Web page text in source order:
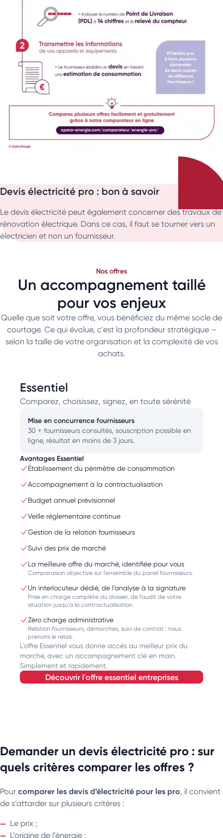
Devis électricité pro : bon à savoir
Le devis électricité peut également concerner des travaux de
rénovation électrique. Dans ce cas, il faut se tourner vers un
électricien et non un fournisseur.
Nos offres
Un accompagnement taillé
pour vos enjeux
Quelle que soit votre offre, vous bénéficiez du même socle de
courtage. Ce qui évolue, c'est la profondeur stratégique –
selon la taille de votre organisation et la complexité de vos
achats.
Essentiel
Comparez, choisissez, signez, en toute sérénité
Mise en concurrence fournisseurs
30 + fournisseurs consultés, souscription possible en
ligne, résultat en moins de 3 jours.
Avantages Essentiel
Établissement du périmètre de consommation
Accompagnement à la contractualisation
Budget annuel prévisionnel
Veille réglementaire continue
Gestion de la relation fournisseurs
Suivi des prix de marché
La meilleure offre du marché, identifiée pour vous
Comparaison objective sur l'ensemble du panel fournisseurs.
Un interlocuteur dédié, de l'analyse à la signature
Prise en charge complète du dossier, de l'audit de votre
situation jusqu'à la contractualisation.
Zéro charge administrative
Relation fournisseurs, démarches, suivi de contrat : nous
prenons le relais.
L'offre Essentiel vous donne accès au meilleur prix du
marché, avec un accompagnement clé en main.
Simplement et rapidement.
découvrir l'offre essentiel entreprises
Demander un devis électricité pro : sur
quels critères comparer les offres ?
Pour comparer les devis d’électricité pour les pro, il convient
de s’attarder sur plusieurs critères :
Le prix ;
L’origine de l’énergie ;